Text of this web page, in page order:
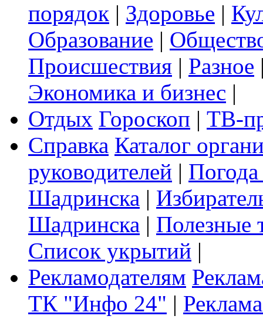
порядок | Здоровье |
Образование |
Происшествия | Разное
Экономика и бизнес |
Отдых Гороскоп | ТВ-
Справка Каталог
руководителей |
Шадринска |
Шадринска | Полезные
Список укрытий |
Рекламодателям
ТК "Инфо 24" |